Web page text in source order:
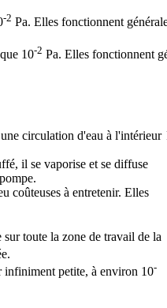
-2 Pa. Elles fonctionnent
10-2 Pa. Elles fonctionnent
circulation d'eau à l'intérieur
il se vaporise et se diffuse
coûteuses à entretenir. Elles
toute la zone de travail de la
infiniment petite, à environ 10-